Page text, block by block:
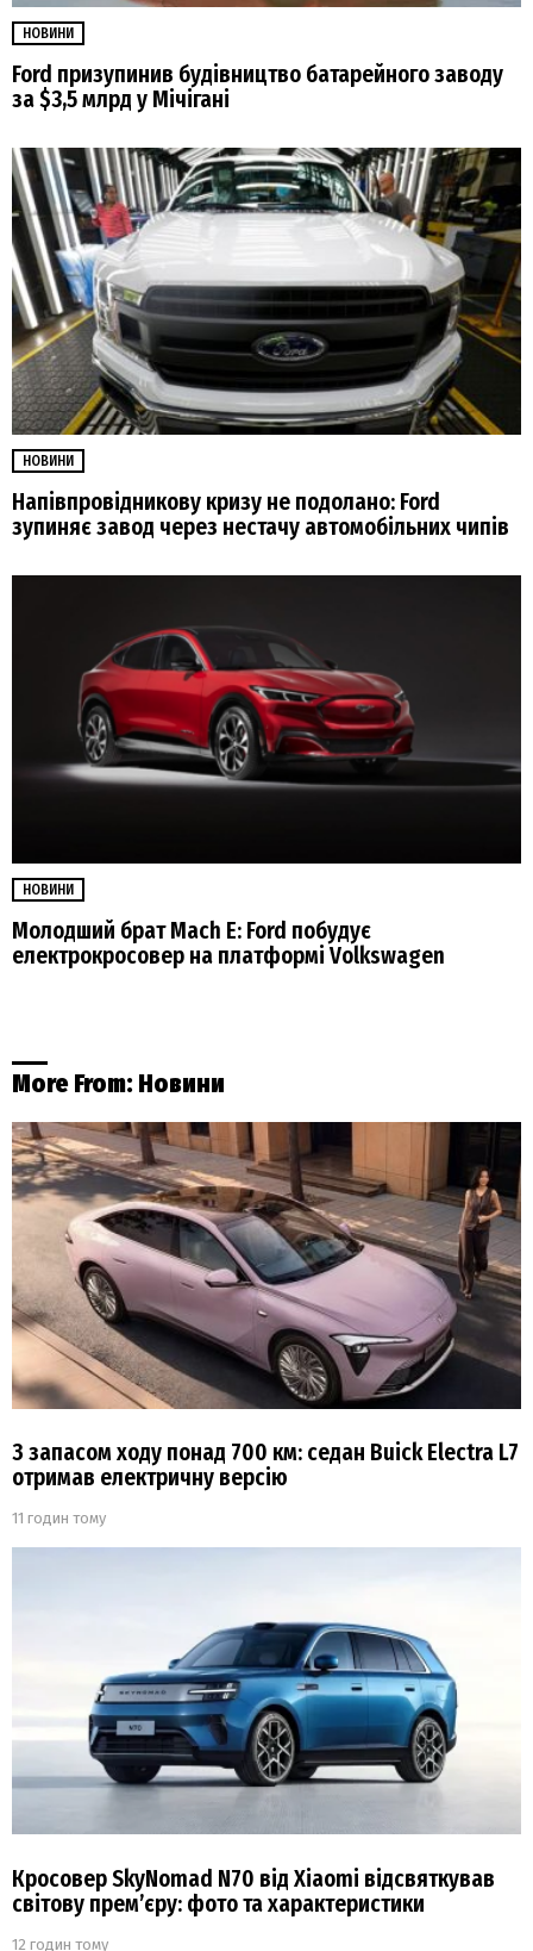
НОВИНИ
Ford призупинив будівництво батарейного заводу
за $3,5 млрд у Мічігані
НОВИНИ
Напівпровідникову кризу не подолано: Ford
зупиняє завод через нестачу автомобільних чипів
НОВИНИ
Молодший брат Mach E: Ford побудує
електрокросовер на платформі Volkswagen
More From: Новини
З запасом ходу понад 700 км: седан Buick Electra L7
отримав електричну версію
11 годин тому
Кросовер SkyNomad N70 від Xiaomi відсвяткував
світову прем’єру: фото та характеристики
12 годин тому